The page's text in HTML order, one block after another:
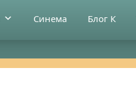
Синема Блог К